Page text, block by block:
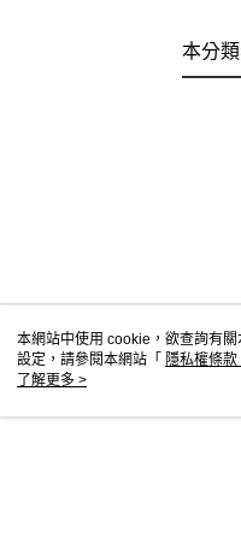
本分
本網站中使用 cookie，欲查詢有
設定，請參閱本網站「 隱私權條款
使用 cookie。
了解更多 >